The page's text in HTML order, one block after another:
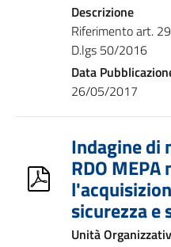
Descrizione
Riferimento art.
D.lgs 50/2016
Data
26/05/2017
Indagine di
RDO
sicurezza e
Unità